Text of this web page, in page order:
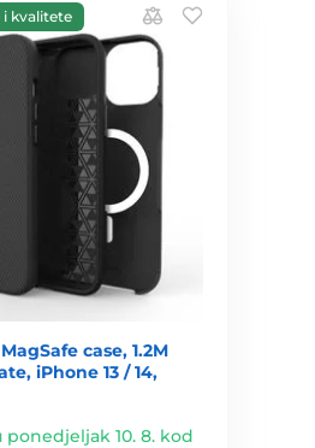
i kvalitete
case, 1.2M
iPhone 13 / 14,
ponedjeljak 10. 8. kod